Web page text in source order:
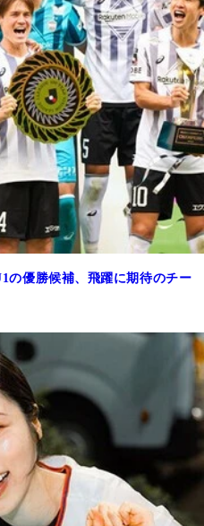
の優勝候補、飛躍に期待のチー